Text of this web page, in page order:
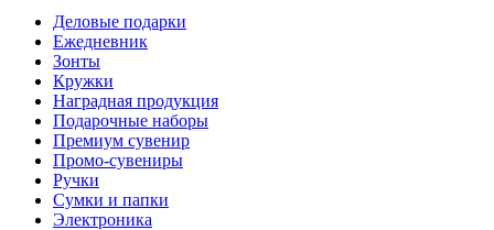
Деловые подарки
Ежедневник
Зонты
Кружки
Наградная продукция
Подарочные наборы
Премиум сувенир
Промо-сувениры
Ручки
Сумки и папки
Электроника